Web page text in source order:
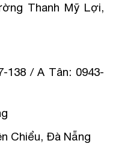
Thanh Mỹ Lợi,
138 / A Tân: 0943-
Chiểu, Đà Nẵng